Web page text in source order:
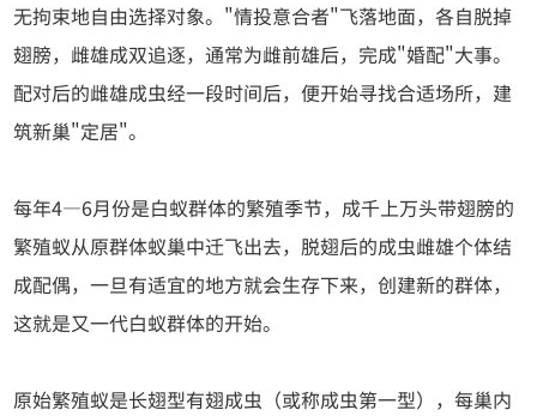
无拘束地自由选择对象。"情投意合者"飞落地面，各自脱掉
翅膀，雌雄成双追逐，通常为雌前雄后，完成"婚配"大事。
配对后的雌雄成虫经一段时间后，便开始寻找合适场所，建
筑新巢"定居"。
每年4—6月份是白蚁群体的繁殖季节，成千上万头带翅膀的
繁殖蚁从原群体蚁巢中迁飞出去，脱翅后的成虫雌雄个体结
成配偶，一旦有适宜的地方就会生存下来，创建新的群体，
这就是又一代白蚁群体的开始。
原始繁殖蚁是长翅型有翅成虫（或称成虫第一型），每巢内